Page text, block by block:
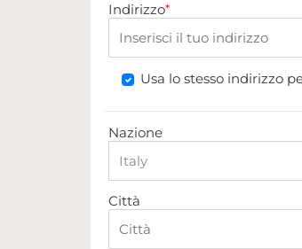
Indirizzo*
Usa lo stesso indirizzo
Nazione
Città